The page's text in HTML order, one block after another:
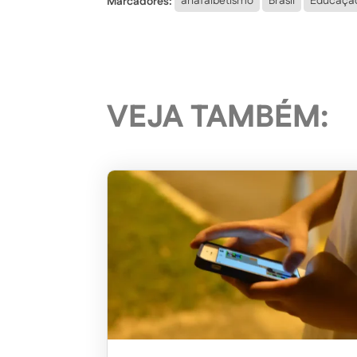
VEJA TAMBÉM: